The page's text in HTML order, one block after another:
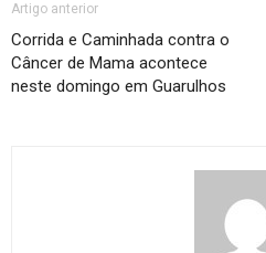
Artigo anterior
Corrida e Caminhada contra o
Câncer de Mama acontece
neste domingo em Guarulhos